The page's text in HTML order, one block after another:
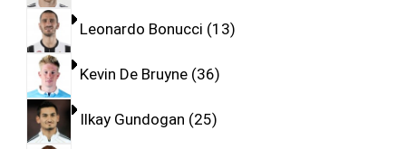
Leonardo Bonucci 13
Kevin De Bruyne 36
Ilkay Gundogan 25